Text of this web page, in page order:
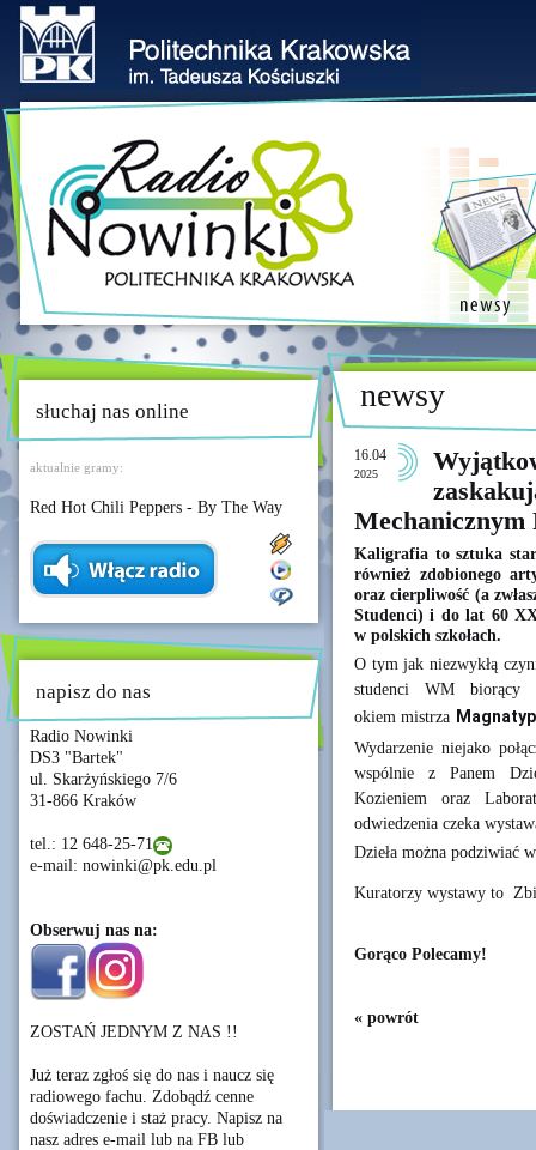
słuchaj nas online
aktualnie gramy:
Red Hot Chili Peppers - By The Way
napisz do nas
Radio Nowinki
DS3 "Bartek"
ul. Skarżyńskiego 7/6
31-866 Kraków
tel.: 12 648-25-71
e-mail: nowinki@pk.edu.pl
Obserwuj nas na:
ZOSTAŃ JEDNYM Z NAS !!
Już teraz zgłoś się do nas i naucz się
radiowego fachu. Zdobądź cenne
doświadczenie i staż pracy. Napisz na
nasz adres e-mail lub na FB lub
newsy
16.04
2025
Mechanicznym
Kaligrafia to sztuka
również zdobionego
oraz cierpliwość (a
Studenci) i do lat 60
w polskich szkołach.
O tym jak niezwykłą
studenci WM biorący
okiem mistrza
Wydarzenie niejako
wspólnie z Panem
Kozieniem oraz
odwiedzenia czeka
Dzieła można podziwiać
Kuratorzy wystawy to
Gorąco Polecamy!
« powrót